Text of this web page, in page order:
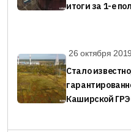
итоги за 1-е
26 октября
Стало
Каширской